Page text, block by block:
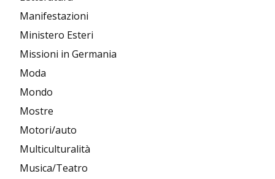
Manifestazioni
Ministero Esteri
Missioni in Germania
Moda
Mondo
Mostre
Motori/auto
Multiculturalità
Musica/Teatro